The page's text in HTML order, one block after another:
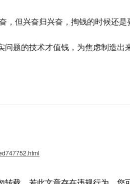
但兴奋归兴奋，掏钱的时候还是
题的技术才值钱，为焦虑制造出